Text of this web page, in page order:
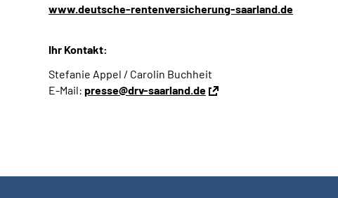
www.deutsche-rentenversicherung-saarland.de
Ihr Kontakt:
Stefanie Appel / Carolin Buchheit
E-Mail: presse@drv-saarland.de